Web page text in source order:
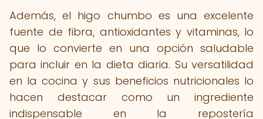
Además, el higo chumbo es una excelente
fuente de fibra, antioxidantes y vitaminas, lo
que lo convierte en una opción saludable
para incluir en la dieta diaria. Su versatilidad
en la cocina y sus beneficios nutricionales lo
hacen destacar como un ingrediente
indispensable en la repostería